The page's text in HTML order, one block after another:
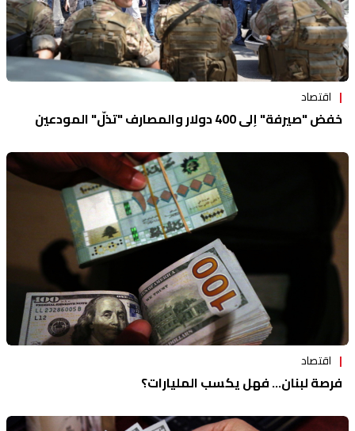
اقتصاد
خفض "صيرفة" إلى 400 دولار والمصارف "تذلّ" المودعين
اقتصاد
فرصة لبنان… فهل يكسب المليارات؟